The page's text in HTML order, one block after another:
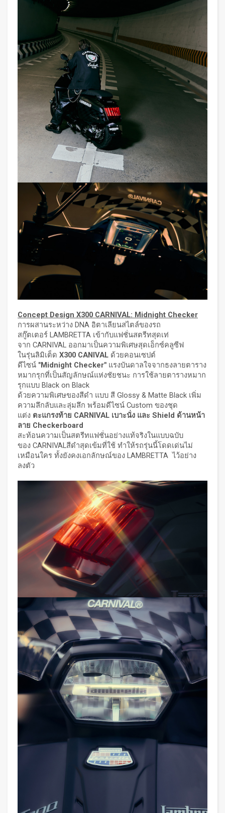
Concept Design X300 CARNIVAL: Midnight Checker
การผสานระหว่าง DNA อิตาเลียนสไตล์ของรถ
สกู๊ตเตอร์ LAMBRETTA เข้ากับแฟชั่นสตรีทสุดเท่
จาก CARNIVAL ออกมาเป็นความพิเศษสุดเอ็กซ์คลูซีฟ
ในรุ่นลิมิเต็ด X300 CANIVAL ด้วยคอนเซปต์
ดีไซน์ "Midnight Checker" แรงบันดาลใจจากธงลายตาราง
หมากรุกที่เป็นสัญลักษณ์แห่งชัยชนะ การใช้ลายตารางหมาก
รุกแบบ Black on Black
ด้วยความพิเศษของสีดำ แบบ สี Glossy & Matte Black เพิ่ม
ความลึกลับและลุ่มลึก พร้อมดีไซน์ Custom ของชุด
แต่ง ตะแกรงท้าย CARNIVAL เบาะนั่ง และ Shield ด้านหน้า
ลาย Checkerboard
สะท้อนความเป็นสตรีทแฟชั่นอย่างแท้จริงในแบบฉบับ
ของ CARNIVALสีดำสุดเข้มที่ใช้ ทำให้รถรุ่นนี้โดดเด่นไม่
เหมือนใคร ทั้งยังคงเอกลักษณ์ของ LAMBRETTA ไว้อย่าง
ลงตัว